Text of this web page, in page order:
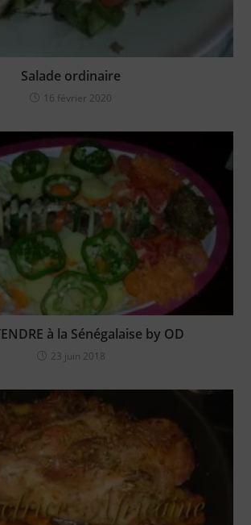
Salade ordinaire
16 février 2020
à la Sénégalaise by OD
23 juin 2018